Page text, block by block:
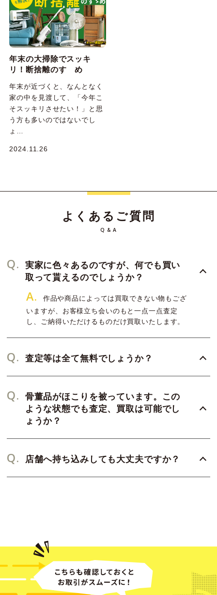
年末の大掃除でスッキ
リ！断捨離のすゝめ
年末が近づくと、なんとなく
家の中を見渡して、「今年こ
そスッキリさせたい！」と思
う方も多いのではないでし
ょ…
2024.11.26
よくあるご質問
Q & A
Q.
実家に色々あるのですが、何でも買い
取って貰えるのでしょうか？
A.
作品や商品によっては買取できない物もござ
いますが、お客様立ち会いのもと一点一点査定
し、ご納得いただけるものだけ買取いたします。
Q. 査定等は全て無料でしょうか？
Q.
骨董品がほこりを被っています。この
ような状態でも査定、買取は可能でし
ょうか？
Q. 店舗へ持ち込みしても大丈夫ですか？